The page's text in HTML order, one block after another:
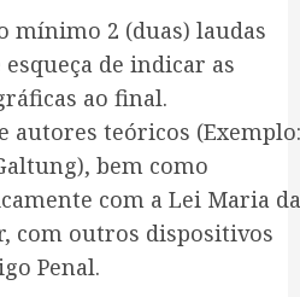
mínimo 2 (duas) laudas
de indicar as
ao final.
autores teóricos (Exemplo:
bem como
com a Lei Maria da
com outros dispositivos
Penal.